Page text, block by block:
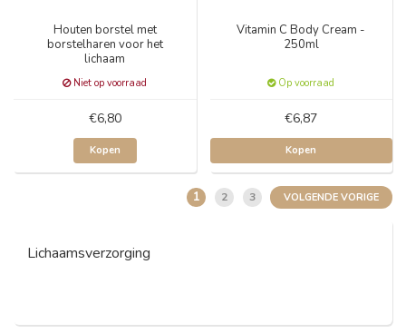
Houten borstel met
borstelharen voor het
lichaam
Niet op voorraad
€6,80
Kopen
Vitamin C Body Cream -
250ml
Op voorraad
€6,87
Kopen
1 2 3 VOLGENDE VORIGE
Lichaamsverzorging